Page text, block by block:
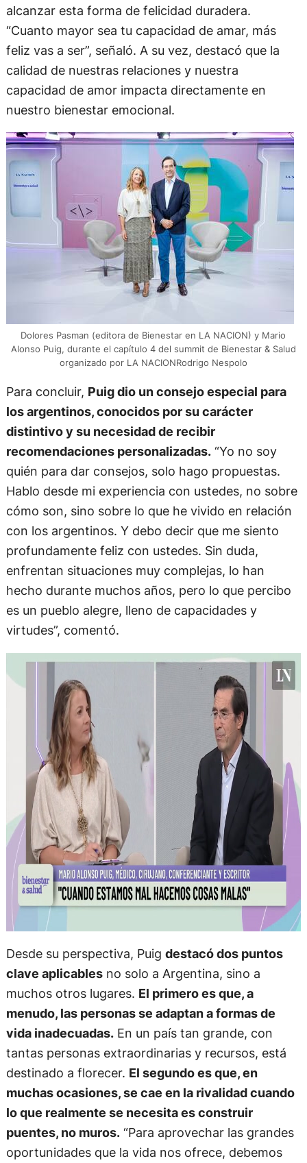
alcanzar esta forma de felicidad duradera.
“Cuanto mayor sea tu capacidad de amar, más
feliz vas a ser”, señaló. A su vez, destacó que la
calidad de nuestras relaciones y nuestra
capacidad de amor impacta directamente en
nuestro bienestar emocional.
Dolores Pasman (editora de Bienestar en LA NACION) y Mario
Alonso Puig, durante el capítulo 4 del summit de Bienestar & Salud
organizado por LA NACIONRodrigo Nespolo
Para concluir, Puig dio un consejo especial para
los argentinos, conocidos por su carácter
distintivo y su necesidad de recibir
recomendaciones personalizadas.“Yo no soy
quién para dar consejos, solo hago propuestas.
Hablo desde mi experiencia con ustedes, no sobre
cómo son, sino sobre lo que he vivido en relación
con los argentinos. Y debo decir que me siento
profundamente feliz con ustedes. Sin duda,
enfrentan situaciones muy complejas, lo han
hecho durante muchos años, pero lo que percibo
es un pueblo alegre, lleno de capacidades y
virtudes”, comentó.
Desde su perspectiva, Puig destacó dos puntos
clave aplicablesno solo a Argentina, sino a
muchos otros lugares. El primero es que, a
menudo, las personas se adaptan a formas de
vida inadecuadas.En un país tan grande, con
tantas personas extraordinarias y recursos, está
destinado a florecer. El segundo es que, en
muchas ocasiones, se cae en la rivalidad cuando
lo que realmente se necesita es construir
puentes, no muros.“Para aprovechar las grandes
oportunidades que la vida nos ofrece, debemos